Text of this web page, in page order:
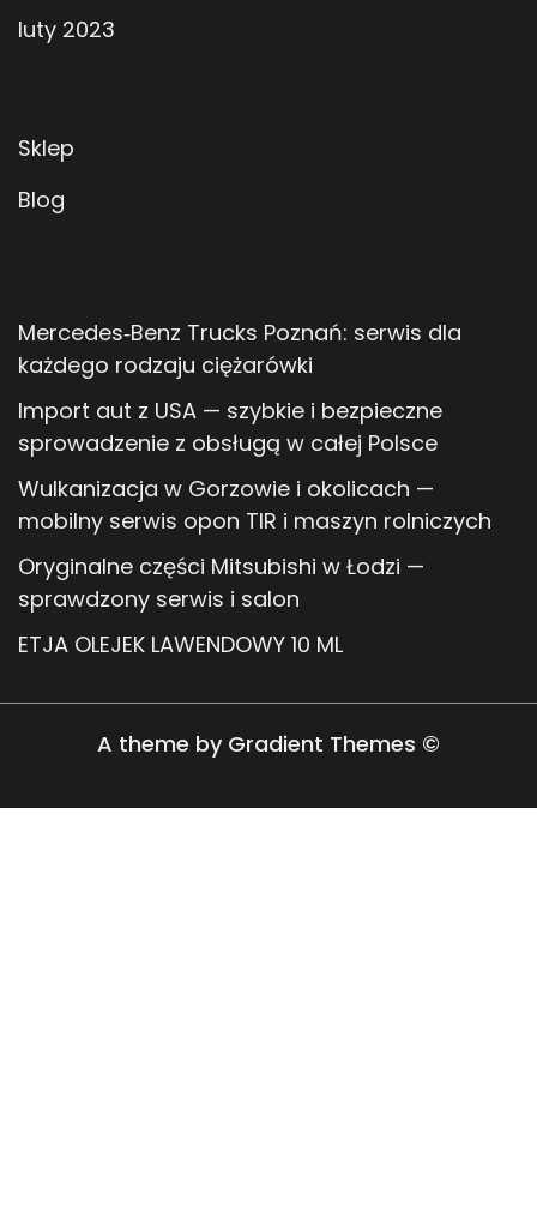
luty 2023
Sklep
Blog
Mercedes‑Benz Trucks Poznań: serwis dla
każdego rodzaju ciężarówki
Import aut z USA — szybkie i bezpieczne
sprowadzenie z obsługą w całej Polsce
Wulkanizacja w Gorzowie i okolicach —
mobilny serwis opon TIR i maszyn rolniczych
Oryginalne części Mitsubishi w Łodzi —
sprawdzony serwis i salon
ETJA OLEJEK LAWENDOWY 10 ML
A theme by Gradient Themes ©